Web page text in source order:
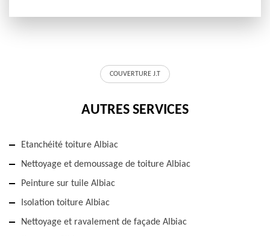
COUVERTURE J.T
AUTRES SERVICES
Etanchéité toiture Albiac
Nettoyage et demoussage de toiture Albiac
Peinture sur tuile Albiac
Isolation toiture Albiac
Nettoyage et ravalement de façade Albiac